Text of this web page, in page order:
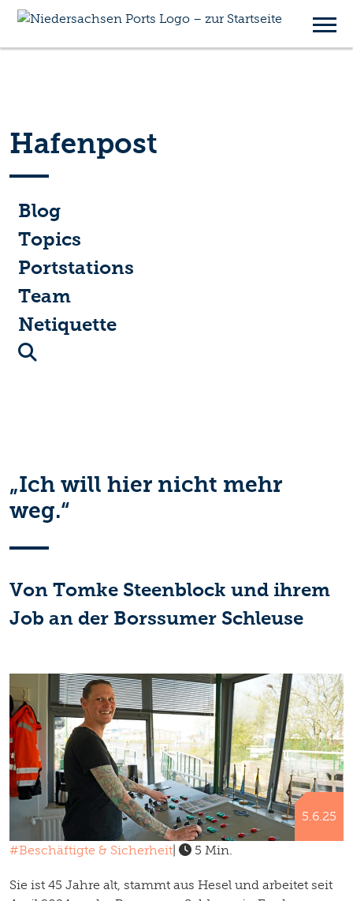
Hafenpost
Blog
Topics
Portstations
Team
Netiquette
„Ich will hier nicht mehr
weg.“
Von Tomke Steenblock und ihrem
Job an der Borssumer Schleuse
5.6.25
#Beschäftigte & Sicherheit| 5 Min.
Sie ist 45 Jahre alt, stammt aus Hesel und arbeitet seit